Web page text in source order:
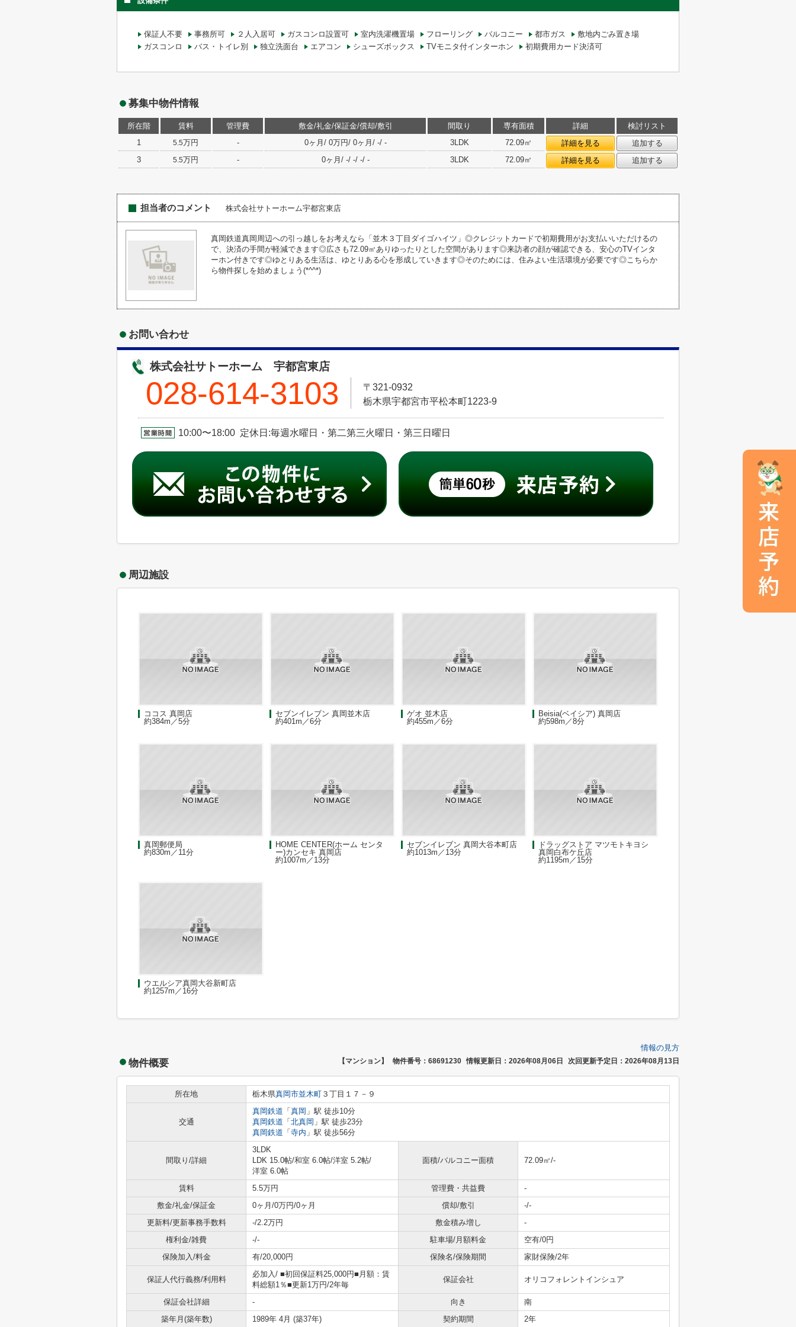
保証人不要 事務所可 ２人入居可 ガスコンロ設置可 室内洗濯機置場 フローリング バルコニー 都市ガス
敷地内ごみ置き場
ガスコンロ
バス・トイレ別 独立洗面台 エアコン シューズボックス TVモニタ付インターホン 初期費用カード決済可
募集中物件情報
所在階 賃料 管理費 敷金/礼金/保証金/償却/敷引 間取り 専有面積 詳細
検討リスト
1
5.5万円 - 0ヶ月/ 0万円/ 0ヶ月/ -/ - 3LDK 72.09㎡ 詳細を見る
追加する
3
5.5万円 - 0ヶ月/ -/ -/ -/ - 3LDK 72.09㎡ 詳細を見る 追加する
担当者のコメント 株式会社サトーホーム宇都宮東店
真岡鉄道真岡周辺への引っ越しをお考えなら「並木３丁目ダイゴハイツ」◎クレジットカードで初期費用がお支払いいただけるの
で、決済の手間が軽減できます◎広さも72.09㎡ありゆったりとした空間があります◎来訪者の顔が確認できる、安心のTVインタ
ーホン付きです◎ゆとりある生活は、ゆとりある心を形成していきます◎そのためには、住みよい生活環境が必要です◎こちらか
ら物件探しを始めましょう(*^^*)
お問い合わせ
株式会社サトーホーム 宇都宮東店
028-614-3103
〒321-0932
栃木県宇都宮市平松本町1223-9
10:00〜18:00 定休日:毎週水曜日・第二第三火曜日・第三日曜日
周辺施設
ココス 真岡店
約384m／5分
セブンイレブン 真岡並木店
約401m／6分
ゲオ 並木店
約455m／6分
Beisia(ベイシア) 真岡店
約598m／8分
真岡郵便局
約830m／11分
HOME CENTER(ホーム センタ
ー)カンセキ 真岡店
約1007m／13分
セブンイレブン 真岡大谷本町店
約1013m／13分
ドラッグストア マツモトキヨシ
真岡白布ケ丘店
約1195m／15分
ウエルシア真岡大谷新町店
約1257m／16分
情報の見方
物件概要 【マンション】 物件番号：68691230 情報更新日：2026年08月06日 次回更新予定日：2026年08月13日
所在地 栃木県真岡市並木町 ３丁目１７－９
交通
真岡鉄道 「 真岡 」駅 徒歩10分
真岡鉄道 「 北真岡 」駅 徒歩23分
真岡鉄道 「 寺内 」駅 徒歩56分
間取り/詳細
3LDK
LDK 15.0帖/和室 6.0帖/洋室 5.2帖/
洋室 6.0帖
面積/バルコニー面積 72.09㎡/-
賃料 5.5万円 管理費・共益費
-
敷金/礼金/保証金
0ヶ月/0万円/0ヶ月 償却/敷引
-/-
更新料/更新事務手数料
-/2.2万円 敷金積み増し
-
権利金/雑費
-/- 駐車場/月額料金
空有/0円
保険加入/料金
有/20,000円 保険名/保険期間 家財保険/2年
保証人代行義務/利用料
必加入/ ■初回保証料25,000円■月額：賃
料総額1％■更新1万円/2年毎
保証会社 オリコフォレントインシュア
保証会社詳細 - 向き
南
築年月(築年数)
1989年 4月 (築37年) 契約期間 2年